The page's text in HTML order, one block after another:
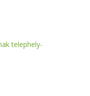
telephely-